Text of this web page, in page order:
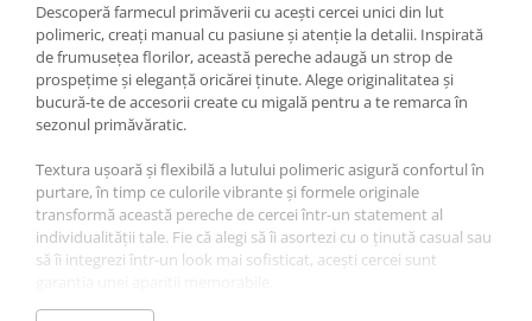
Descoperă farmecul primăverii cu acești cercei unici din lut
polimeric, creați manual cu pasiune și atenție la detalii. Inspirată
de frumusețea florilor, această pereche adaugă un strop de
prospețime și eleganță oricărei ținute. Alege originalitatea și
bucură-te de accesorii create cu migală pentru a te remarca în
sezonul primăvăratic.
Textura ușoară și flexibilă a lutului polimeric asigură confortul în
purtare, în timp ce culorile vibrante și formele originale
transformă această pereche de cercei într-un statement al
individualității tale. Fie că alegi să îi asortezi cu o ținută casual sau
să îi integrezi într-un look mai sofisticat, acești cercei sunt